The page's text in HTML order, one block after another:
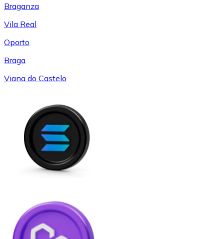
Braganza
Vila Real
Oporto
Braga
Viana do Castelo